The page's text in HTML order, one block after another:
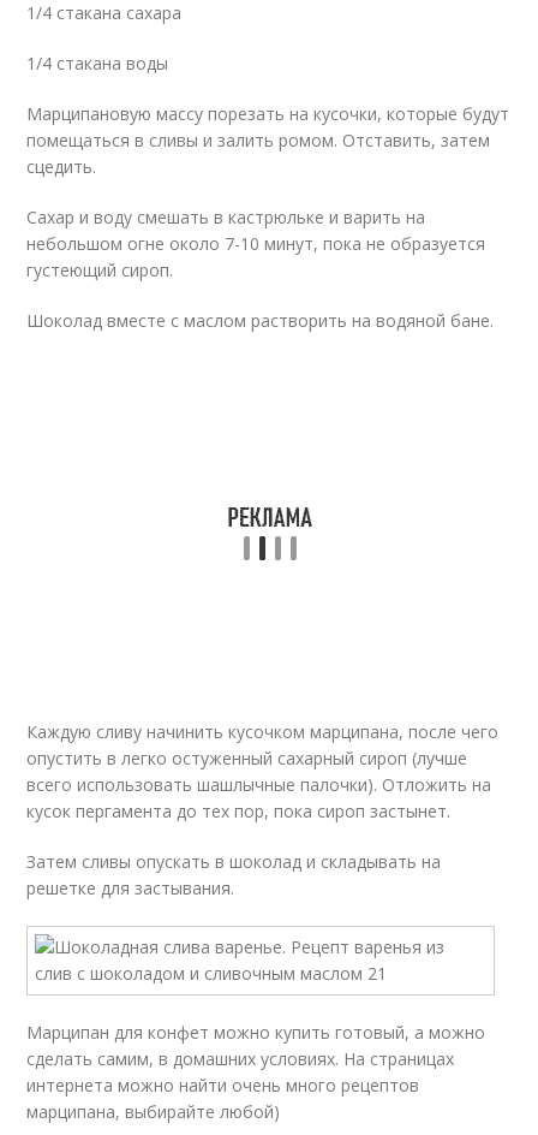
1/4 стакана сахара
1/4 стакана воды
Марципановую массу порезать на кусочки, которые будут
помещаться в сливы и залить ромом. Отставить, затем
сцедить.
Сахар и воду смешать в кастрюльке и варить на
небольшом огне около 7-10 минут, пока не образуется
густеющий сироп.
Шоколад вместе с маслом растворить на водяной бане.
Каждую сливу начинить кусочком марципана, после чего
опустить в легко остуженный сахарный сироп (лучше
всего использовать шашлычные палочки). Отложить на
кусок пергамента до тех пор, пока сироп застынет.
Затем сливы опускать в шоколад и складывать на
решетке для застывания.
Марципан для конфет можно купить готовый, а можно
сделать самим, в домашних условиях. На страницах
интернета можно найти очень много рецептов
марципана, выбирайте любой)